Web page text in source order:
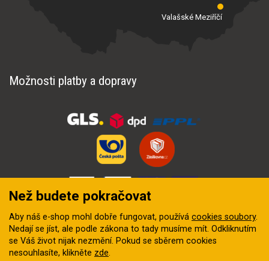
Valašské Meziříčí
Možnosti platby a dopravy
Než budete pokračovat
Aby náš e-shop mohl dobře fungovat, používá cookies soubory.
Nedají se jíst, ale podle zákona to tady musíme mít. Odkliknutím
se Váš život nijak nezmění. Pokud se sběrem cookies
nesouhlasíte, klikněte zde.